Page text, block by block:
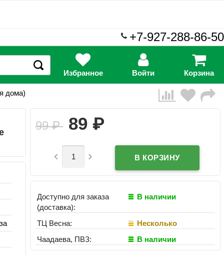
+7-927-288-86-50
Избранное Войти Корзина
дома)
99₽ 89 ₽
 
Доступно для заказа
(доставка):
В наличии
ТЦ Весна:
Несколько
Чаадаева, ПВЗ:
В наличии